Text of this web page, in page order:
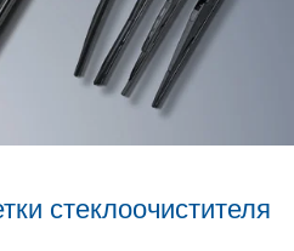
стеклоочистителя